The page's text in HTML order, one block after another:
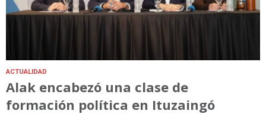
ACTUALIDAD
Alak encabezó una clase de
formación política en Ituzaingó